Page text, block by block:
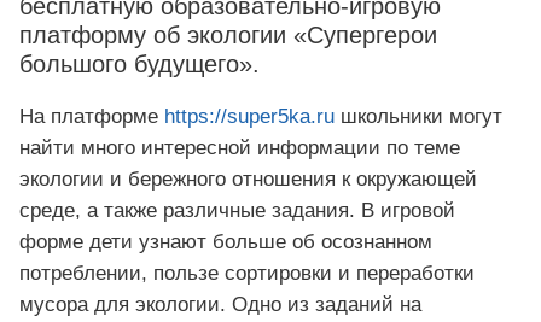
бесплатную образовательно-игровую
платформу об экологии «Супергерои
большого будущего».
На платформе https://super5ka.ru школьники могут
найти много интересной информации по теме
экологии и бережного отношения к окружающей
среде, а также различные задания. В игровой
форме дети узнают больше об осознанном
потреблении, пользе сортировки и переработки
мусора для экологии. Одно из заданий на